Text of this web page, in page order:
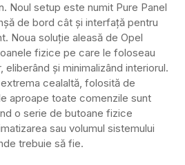
Noul setup este numit Pure Panel
de bord cât și interfață pentru
Noua soluție aleasă de Opel
fizice pe care le foloseau
și minimalizând interiorul.
cealaltă, folosită de
aproape toate comenzile sunt
o serie de butoane fizice
sau volumul sistemului
trebuie să fie.